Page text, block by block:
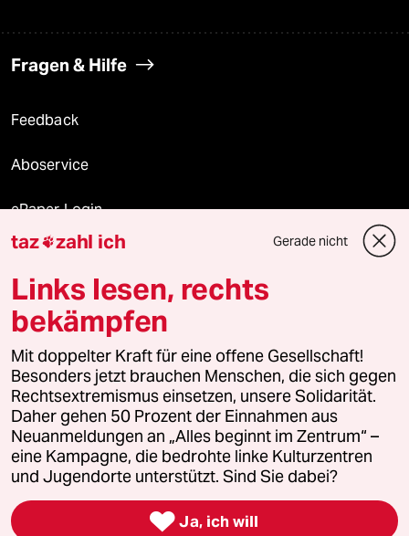
Fragen & Hilfe
Feedback
Aboservice
ePaper Login
Downloads für Abonnierende
© 2026 taz Verlags und Vertriebs GmbH
Alle Rechte vorbehalten. Bei rechtlichen Fragen oder für Genehmigungen
wenden Sie sich bitte an
lizenzen@taz.de
Feedback Redaktionsstatut Kommune-Richtlinien
Leitlinie Informant Datenschutz Impressum AGB
Seitenwende Einwilligungen widerrufen (Ads)
taz zahl ich Gerade nicht
Links lesen, rechts
bekämpfen
Mit doppelter Kraft für eine offene Gesellschaft!
Besonders jetzt brauchen Menschen, die sich gegen
Rechtsextremismus einsetzen, unsere Solidarität.
Daher gehen 50 Prozent der Einnahmen aus
Neuanmeldungen an „Alles beginnt im Zentrum“ –
eine Kampagne, die bedrohte linke Kulturzentren
und Jugendorte unterstützt. Sind Sie dabei?
 Ja, ich will